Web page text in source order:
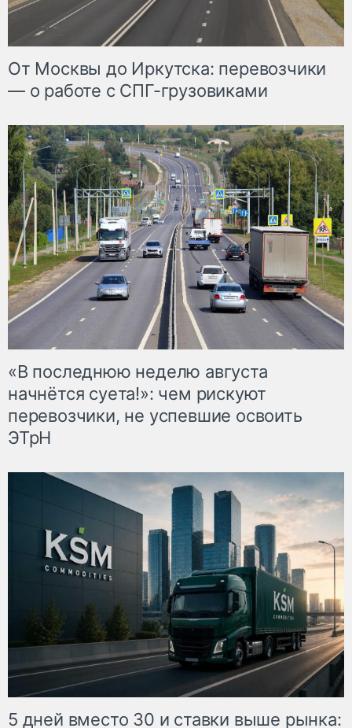
От Москвы до Иркутска: перевозчики
— о работе с СПГ-грузовиками
«В последнюю неделю августа
начнётся суета!»: чем рискуют
перевозчики, не успевшие освоить
ЭТрН
5 дней вместо 30 и ставки выше рынка: